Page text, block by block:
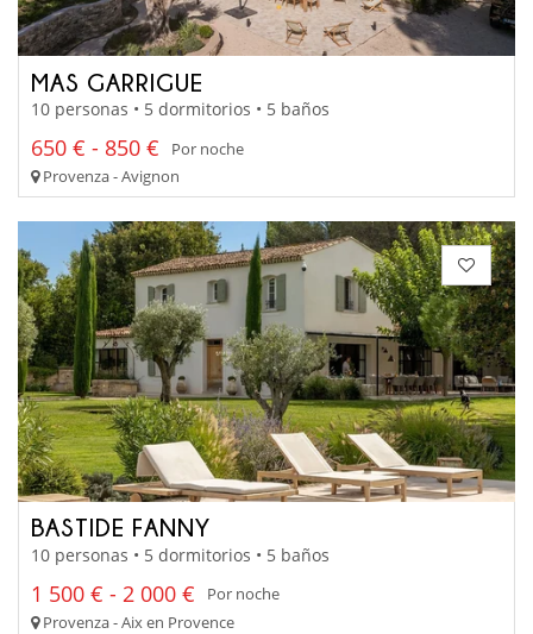
MAS GARRIGUE
10 personas • 5 dormitorios • 5 baños
650 € - 850 €
Por noche
Provenza - Avignon
BASTIDE FANNY
10 personas • 5 dormitorios • 5 baños
1 500 € - 2 000 €
Por noche
Provenza - Aix en Provence